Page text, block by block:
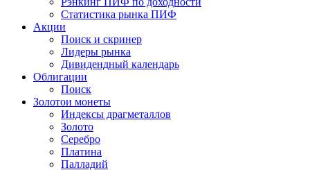
Статистика рынка ПИФ
Акции
Поиск и скринер
Лидеры рынка
Дивидендный календарь
Облигации
Поиск
Золотои монеты
Индексы драгметаллов
Золото
Серебро
Платина
Палладий